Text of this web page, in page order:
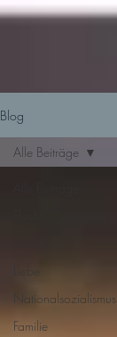
Blog
Nationalsozialismus
Familie
Alle Beiträge